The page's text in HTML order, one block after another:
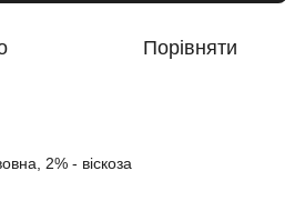
Порівняти
2% - віскоза